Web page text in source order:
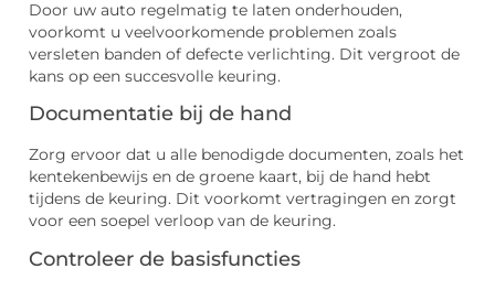
Door uw auto regelmatig te laten onderhouden,
voorkomt u veelvoorkomende problemen zoals
versleten banden of defecte verlichting. Dit vergroot de
kans op een succesvolle keuring.
Documentatie bij de hand
Zorg ervoor dat u alle benodigde documenten, zoals het
kentekenbewijs en de groene kaart, bij de hand hebt
tijdens de keuring. Dit voorkomt vertragingen en zorgt
voor een soepel verloop van de keuring.
Controleer de basisfuncties